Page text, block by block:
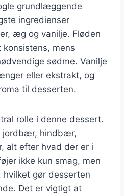
grundlæggende
ingredienser
æg og vanilje. Fløden
konsistens, mens
sødme. Vanilje
eller ekstrakt, og
til desserten.
rolle i denne dessert.
jordbær, hindbær,
alt efter hvad der er i
ikke kun smag, men
hvilket gør desserten
Det er vigtigt at